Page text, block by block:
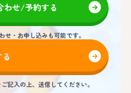
わせ/予約する
せ・お申し込みも可能です。
記入の上、送信してください。